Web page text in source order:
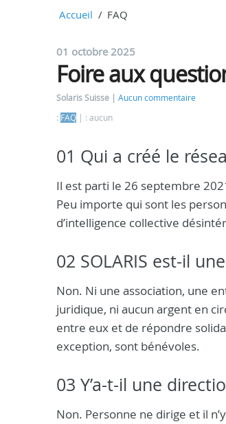
Accueil FAQ
01 octobre 2025
Foire aux
Solaris Suisse
Aucun commentaire
: FAQ : aucun
01 Qui a créé le
Il est parti le 26 septembre
Peu importe qui sont les
d’intelligence collective
02 SOLARIS est-il
Non. Ni une association, une
juridique, ni aucun argent en
entre eux et de répondre
exception, sont bénévoles.
03 Y’a-t-il une
Non. Personne ne dirige et il